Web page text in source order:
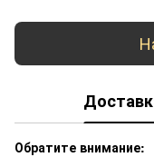
Обратите внимание: